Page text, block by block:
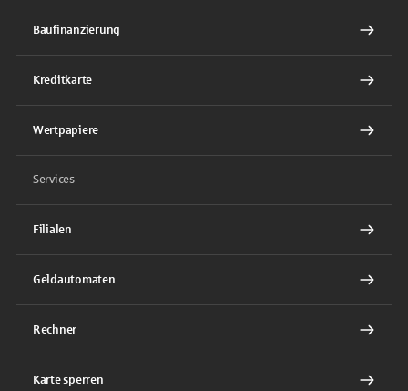
Baufinanzierung
Kreditkarte
Wertpapiere
Services
Filialen
Geldautomaten
Rechner
Karte sperren